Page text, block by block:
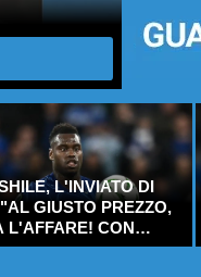
L'INVIATO DI
GIUSTO PREZZO,
L'AFFARE! CON